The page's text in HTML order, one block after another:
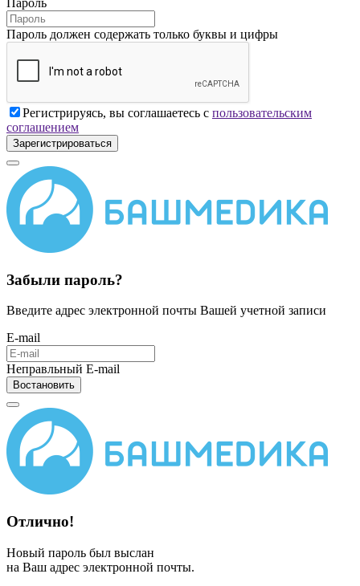
Пароль
Пароль должен содержать только буквы и цифры
Регистрируясь, вы соглашаетесь с пользовательским
соглашением
Зарегистрироваться
Забыли пароль?
Введите адрес электронной почты Вашей учетной записи
E-mail
Неправльный E-mail
Востановить
Отлично!
Новый пароль был выслан
на Ваш адрес электронной почты.